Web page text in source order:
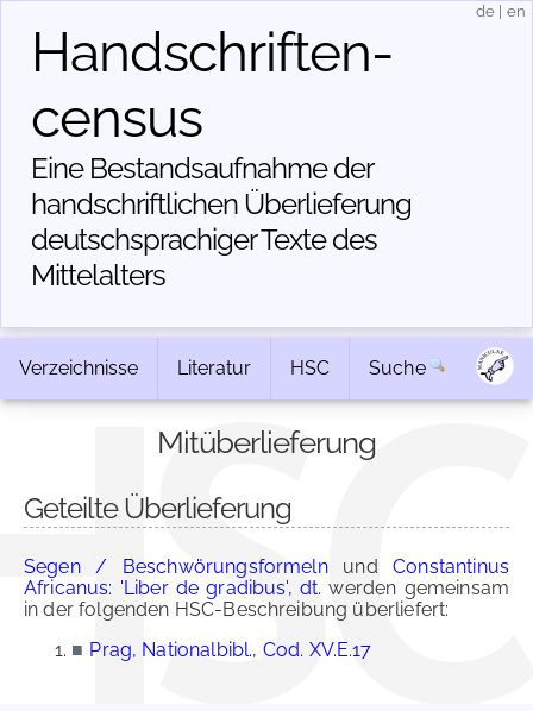
Handschriften­
census
Eine Bestandsaufnahme der
handschriftlichen Über­lieferung
deutschsprachiger Texte des
Mittelalters
de en
Verzeichnisse Literatur HSC Suche
Mitüberlieferung
Geteilte Überlieferung
Segen / BeschwörungsformelnundConstantinus
Africanus: 'Liber de gradibus', dt. werden gemeinsam
in der folgenden HSC-Beschreibung überliefert:
■ Prag, Nationalbibl., Cod. XV.E.17